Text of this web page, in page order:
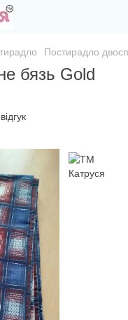
Постирадло
бязь Gold